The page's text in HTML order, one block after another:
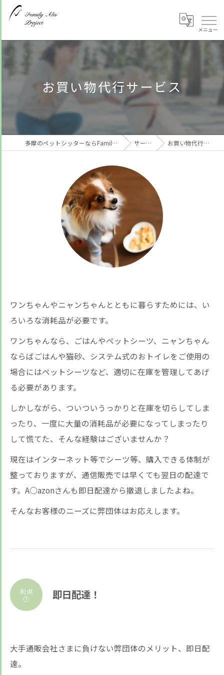
お買い物代行サービス
多摩のペットシッターならFamily Alis Project サービス お買い物代行サービス
ワンちゃんやニャンちゃんとともに暮らすためには、い
ろいろな消耗品が必要です。
ワンちゃんなら、ごはんやペットシーツ、ニャンちゃん
ならばごはんや猫砂、システム式のおトイレをご使用の
場合にはペットシーツなど、適切に在庫を管理してあげ
る必要があります。
しかしながら、ついついうっかりと在庫を切らしてしま
ったり、一度に大量の消耗品が必要になってしまったり
して慌てた、そんな経験はございませんか？
現在はインターネット等でシーツ等、購入できる体制が
整っておりますが、通信販売では早くても翌日の配達で
す。A○azonさんも即日配達から撤退しましたよね。
そんなお客様のニーズに弊団体はお応えします。
即日配達！
利点
①
大手通販会社さまに負けない弊団体のメリット、即日配
達。